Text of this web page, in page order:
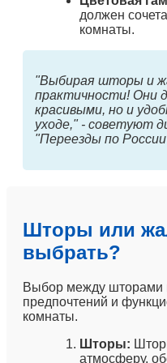
должен
комнаты.
"Выбирая шторы и
практичности! Они
красивыми, но и
уходе," - советуют
"Переезды по
Шторы или
выбрать?
Выбор между шторами
предпочтений и
комнаты.
Шторы:
атмосферу,